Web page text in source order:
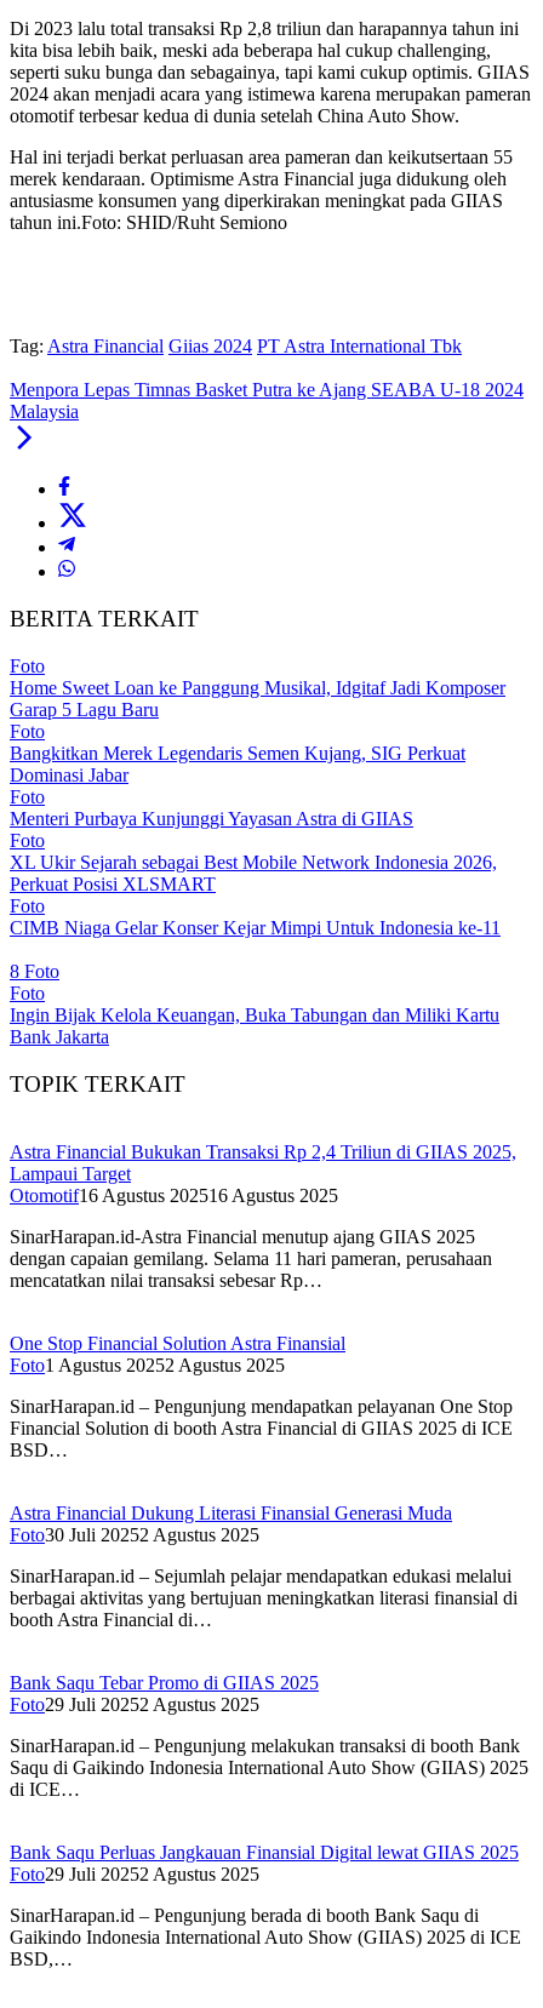
Di 2023 lalu total transaksi Rp 2,8 triliun dan harapannya tahun ini
kita bisa lebih baik, meski ada beberapa hal cukup challenging,
seperti suku bunga dan sebagainya, tapi kami cukup optimis. GIIAS
2024 akan menjadi acara yang istimewa karena merupakan pameran
otomotif terbesar kedua di dunia setelah China Auto Show.
Hal ini terjadi berkat perluasan area pameran dan keikutsertaan 55
merek kendaraan. Optimisme Astra Financial juga didukung oleh
antusiasme konsumen yang diperkirakan meningkat pada GIIAS
tahun ini.Foto: SHID/Ruht Semiono
Tag: Astra Financial Giias 2024 PT Astra International Tbk
Menpora Lepas Timnas Basket Putra ke Ajang SEABA U-18 2024
Malaysia
BERITA TERKAIT
Foto
Home Sweet Loan ke Panggung Musikal, Idgitaf Jadi Komposer
Garap 5 Lagu Baru
Foto
Bangkitkan Merek Legendaris Semen Kujang, SIG Perkuat
Dominasi Jabar
Foto
Menteri Purbaya Kunjunggi Yayasan Astra di GIIAS
Foto
XL Ukir Sejarah sebagai Best Mobile Network Indonesia 2026,
Perkuat Posisi XLSMART
Foto
CIMB Niaga Gelar Konser Kejar Mimpi Untuk Indonesia ke-11
8 Foto
Foto
Ingin Bijak Kelola Keuangan, Buka Tabungan dan Miliki Kartu
Bank Jakarta
TOPIK TERKAIT
Astra Financial Bukukan Transaksi Rp 2,4 Triliun di GIIAS 2025,
Lampaui Target
Otomotif16 Agustus 202516 Agustus 2025
SinarHarapan.id-Astra Financial menutup ajang GIIAS 2025
dengan capaian gemilang. Selama 11 hari pameran, perusahaan
mencatatkan nilai transaksi sebesar Rp…
One Stop Financial Solution Astra Finansial
Foto1 Agustus 20252 Agustus 2025
SinarHarapan.id – Pengunjung mendapatkan pelayanan One Stop
Financial Solution di booth Astra Financial di GIIAS 2025 di ICE
BSD…
Astra Financial Dukung Literasi Finansial Generasi Muda
Foto30 Juli 20252 Agustus 2025
SinarHarapan.id – Sejumlah pelajar mendapatkan edukasi melalui
berbagai aktivitas yang bertujuan meningkatkan literasi finansial di
booth Astra Financial di…
Bank Saqu Tebar Promo di GIIAS 2025
Foto29 Juli 20252 Agustus 2025
SinarHarapan.id – Pengunjung melakukan transaksi di booth Bank
Saqu di Gaikindo Indonesia International Auto Show (GIIAS) 2025
di ICE…
Bank Saqu Perluas Jangkauan Finansial Digital lewat GIIAS 2025
Foto29 Juli 20252 Agustus 2025
SinarHarapan.id – Pengunjung berada di booth Bank Saqu di
Gaikindo Indonesia International Auto Show (GIIAS) 2025 di ICE
BSD,…